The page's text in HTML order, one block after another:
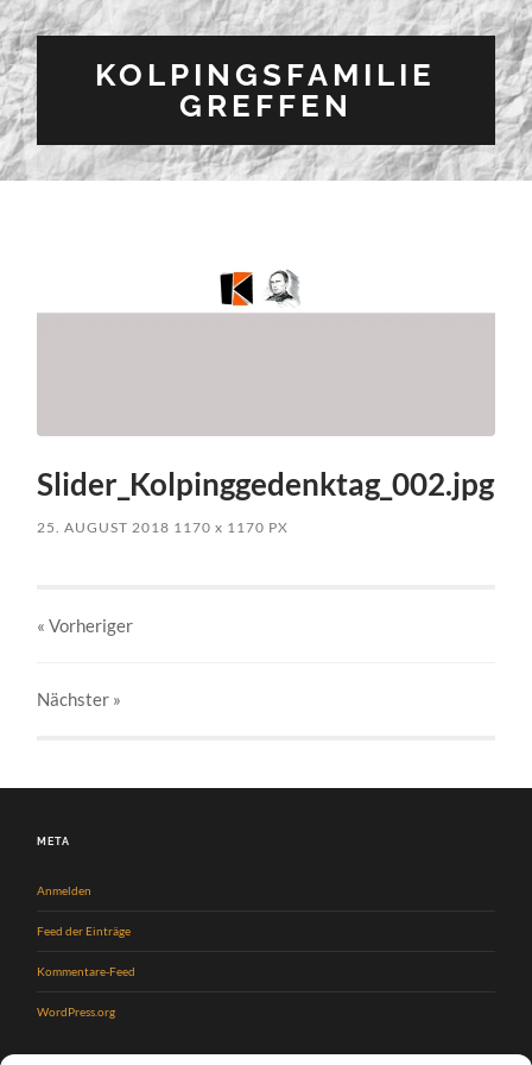
KOLPINGSFAMILIE
GREFFEN
Slider_Kolpinggedenktag_002.jpg
25. AUGUST 2018 1170x 1170 PX
« Vorheriger
Nächster »
META
Anmelden
Feed der Einträge
Kommentare-Feed
WordPress.org